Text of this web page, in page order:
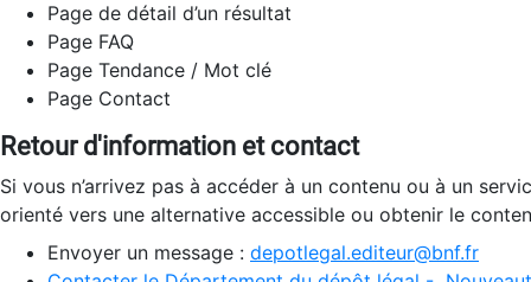
Page de détail d’un résultat
Page FAQ
Page Tendance / Mot clé
Page Contact
Retour d'information et contact
Si vous n’arrivez pas à accéder à un contenu ou à un
orienté vers une alternative accessible ou obtenir le
Envoyer un message : depotlegal.editeur@bnf.fr